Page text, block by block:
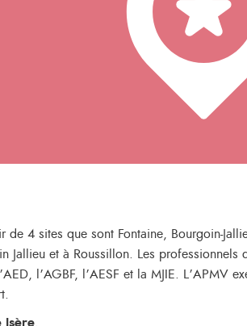
4 sites que sont Fontaine, Bourgoin-
Jallieu et à Roussillon. Les professionnels
l’AGBF, l’AESF et la MJIE. L’APMV
Isère